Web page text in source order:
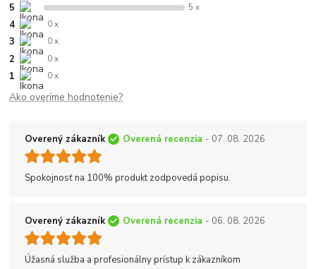
5 5 x
4 0 x
3 0 x
2 0 x
1 0 x
Ako overíme hodnotenie?
Overený zákazník Overená recenzia - 07. 08. 2026
Spokojnosť na 100% produkt zodpovedá popisu.
Overený zákazník Overená recenzia - 06. 08. 2026
Úžasná služba a profesionálny prístup k zákazníkom